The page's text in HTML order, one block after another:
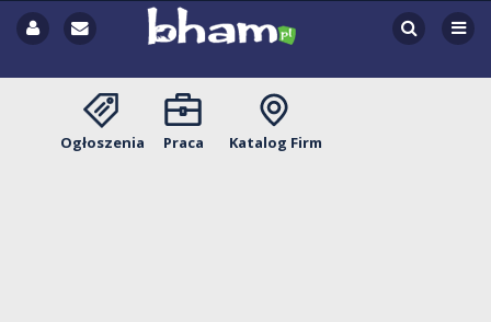
Ogłoszenia Praca Katalog Firm